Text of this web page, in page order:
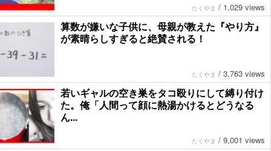
たくやま / 1,029 views
算数が嫌いな子供に、母親が教えた『やり方』
が素晴らしすぎると絶賛される！
たくやま / 3,763 views
若いギャルの空き巣をタコ殴りにして縛り付け
た。俺「人間って顔に熱湯かけるとどうなる
ん...
たくやま / 9,001 views